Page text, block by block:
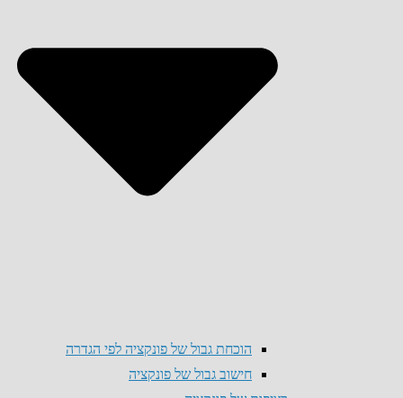
הוכחת גבול של פונקציה לפי הגדרה
חישוב גבול של פונקציה